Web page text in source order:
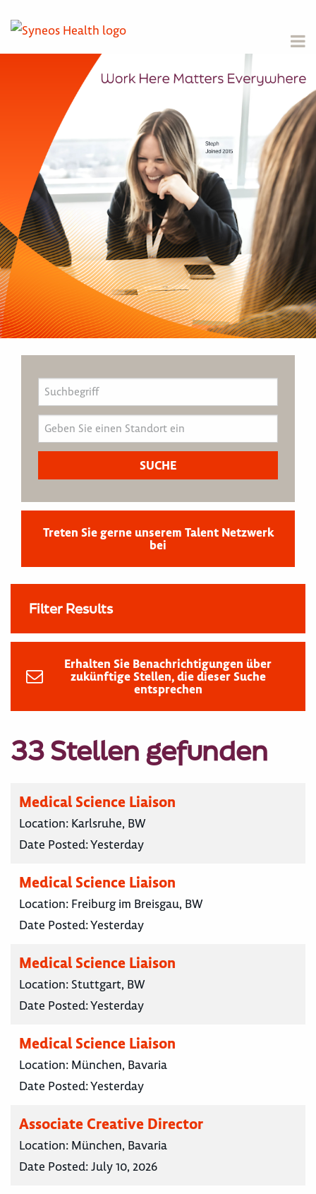
Treten Sie gerne unserem Talent Netzwerk
bei
Filter Results
Erhalten Sie Benachrichtigungen über
zukünftige Stellen, die dieser Suche
entsprechen
33 Stellen gefunden
Medical Science Liaison
Location: Karlsruhe, BW
Date Posted:Yesterday
Medical Science Liaison
Location: Freiburg im Breisgau, BW
Date Posted:Yesterday
Medical Science Liaison
Location: Stuttgart, BW
Date Posted:Yesterday
Medical Science Liaison
Location: München, Bavaria
Date Posted:Yesterday
Associate Creative Director
Location: München, Bavaria
Date Posted:July 10, 2026